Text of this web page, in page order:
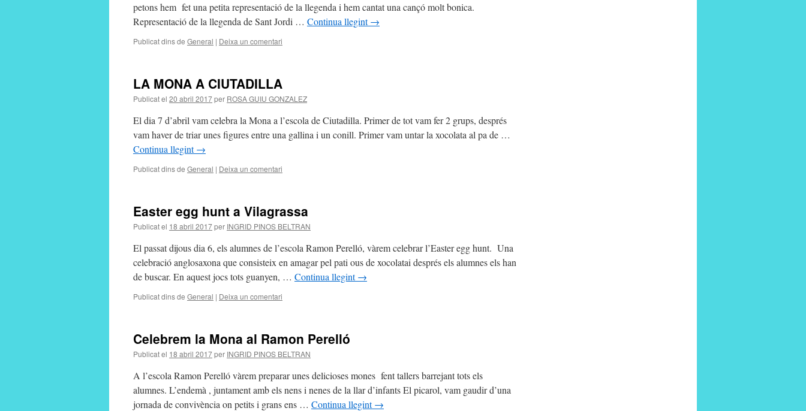
petons hem fet una petita representació de la llegenda i hem cantat una cançó molt bonica.
Representació de la llegenda de Sant Jordi … Continua llegint→
Publicat dins de General | Deixa un comentari
LA MONA A CIUTADILLA
Publicat el 20 abril 2017per ROSA GUIU GONZALEZ
El dia 7 d’abril vam celebra la Mona a l’escola de Ciutadilla. Primer de tot vam fer 2 grups, després
vam haver de triar unes figures entre una gallina i un conill. Primer vam untar la xocolata al pa de …
Continua llegint→
Publicat dins de General | Deixa un comentari
Easter egg hunt a Vilagrassa
Publicat el 18 abril 2017per INGRID PINOS BELTRAN
El passat dijous dia 6, els alumnes de l’escola Ramon Perelló, vàrem celebrar l’Easter egg hunt. Una
celebració anglosaxona que consisteix en amagar pel pati ous de xocolatai després els alumnes els han
de buscar. En aquest jocs tots guanyen, … Continua llegint→
Publicat dins de General | Deixa un comentari
Celebrem la Mona al Ramon Perelló
Publicat el 18 abril 2017per INGRID PINOS BELTRAN
A l’escola Ramon Perelló vàrem preparar unes delicioses mones fent tallers barrejant tots els
alumnes. L’endemà , juntament amb els nens i nenes de la llar d’infants El picarol, vam gaudir d’una
jornada de convivència on petits i grans ens … Continua llegint→